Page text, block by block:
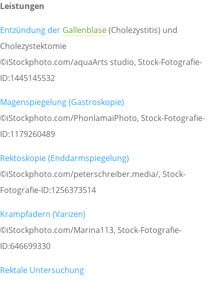
Leistungen
Entzündung der Gallenblase(Cholezystitis) und
Cholezystektomie
©iStockphoto.com/aquaArts studio, Stock-Fotografie-
ID:1445145532
Magenspiegelung (Gastroskopie)
©iStockphoto.com/PhonlamaiPhoto, Stock-Fotografie-
ID:1179260489
Rektoskopie (Enddarmspiegelung)
©iStockphoto.com/peterschreiber.media/, Stock-
Fotografie-ID:1256373514
Krampfadern (Varizen)
©iStockphoto.com/Marina113, Stock-Fotografie-
ID:646699330
Rektale Untersuchung